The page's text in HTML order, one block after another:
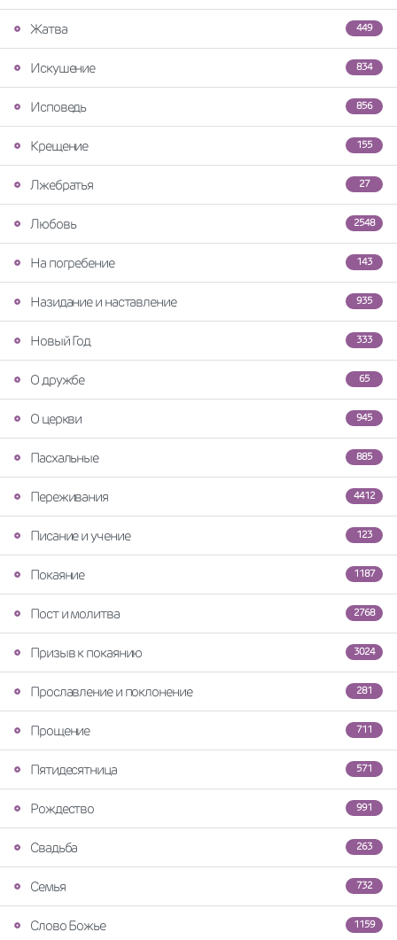
449
Жатва
834
Искушение
856
Исповедь
155
Крещение
27
Лжебратья
2548
Любовь
143
На погребение
935
Назидание и наставление
333
Новый Год
65
О дружбе
945
О церкви
885
Пасхальные
4412
Переживания
123
Писание и учение
1187
Покаяние
2768
Пост и молитва
3024
Призыв к покаянию
281
Прославление и поклонение
711
Прощение
571
Пятидесятница
991
Рождество
263
Свадьба
732
Семья
1159
Слово Божье